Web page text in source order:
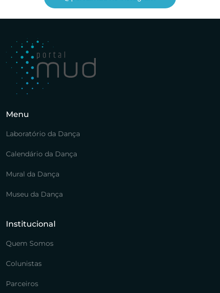
Menu
Laboratório da Dança
Calendário da Dança
Mural da Dança
Museu da Dança
Institucional
Quem Somos
Colunistas
Parceiros